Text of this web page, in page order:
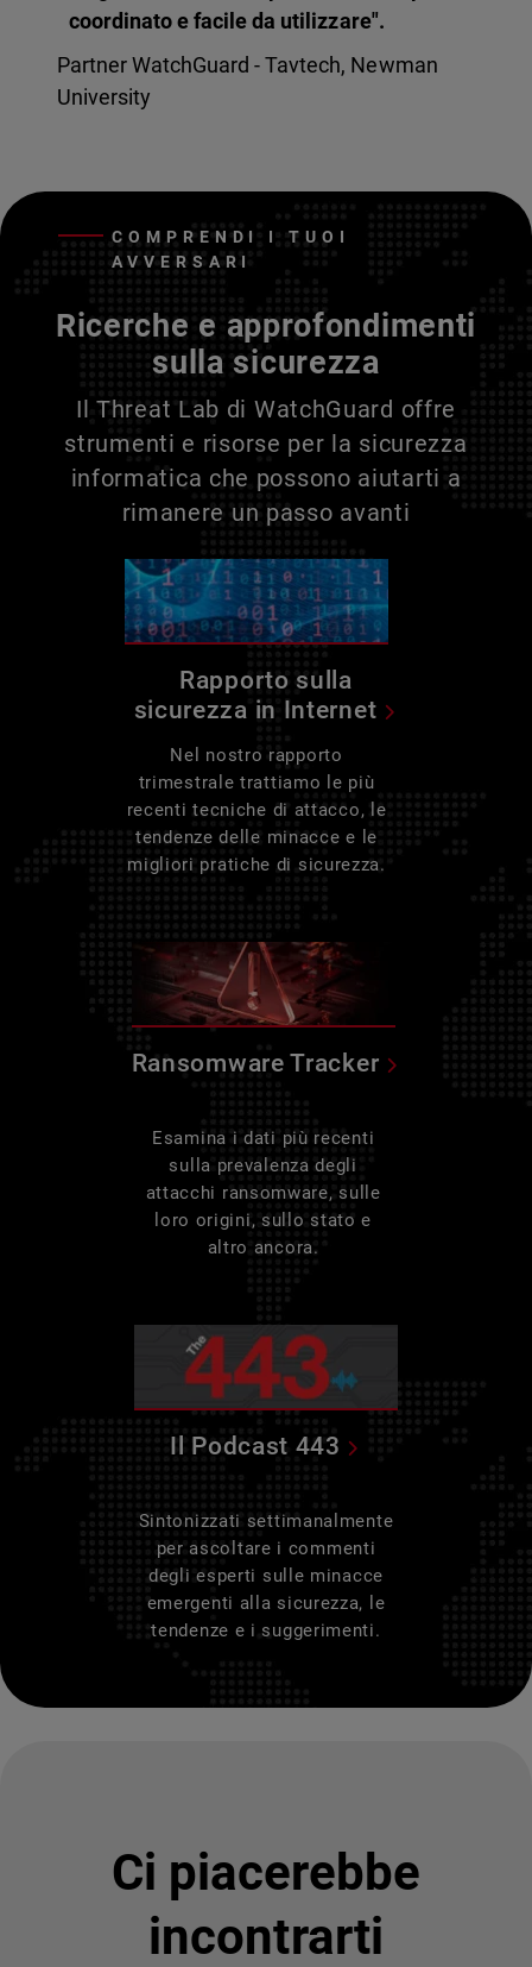
coordinato e facile da utilizzare".
Partner WatchGuard - Tavtech, Newman
University
COMPRENDI I TUOI
AVVERSARI
Ricerche e approfondimenti
sulla sicurezza
Il Threat Lab di WatchGuard offre
strumenti e risorse per la sicurezza
informatica che possono aiutarti a
rimanere un passo avanti
Rapporto sulla
sicurezza in Internet
Nel nostro rapporto
trimestrale trattiamo le più
recenti tecniche di attacco, le
tendenze delle minacce e le
migliori pratiche di sicurezza.
Ransomware Tracker
Esamina i dati più recenti
sulla prevalenza degli
attacchi ransomware, sulle
loro origini, sullo stato e
altro ancora.
Il Podcast 443
Sintonizzati settimanalmente
per ascoltare i commenti
degli esperti sulle minacce
emergenti alla sicurezza, le
tendenze e i suggerimenti.
Ci piacerebbe
incontrarti